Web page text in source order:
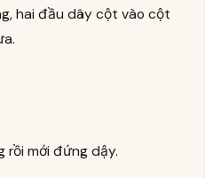
hai đầu dây cột vào cột
rồi mới đứng dậy.